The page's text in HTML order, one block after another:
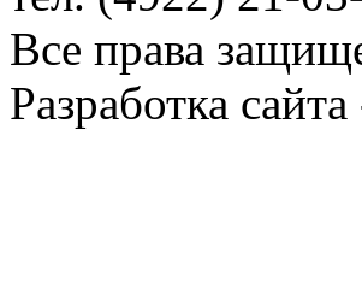
Все права
Разработка сайта